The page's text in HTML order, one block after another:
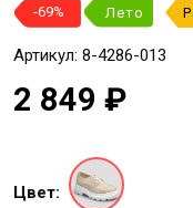
-69% Лето
Артикул: 8-4286-013
2 849 ₽
Цвет: